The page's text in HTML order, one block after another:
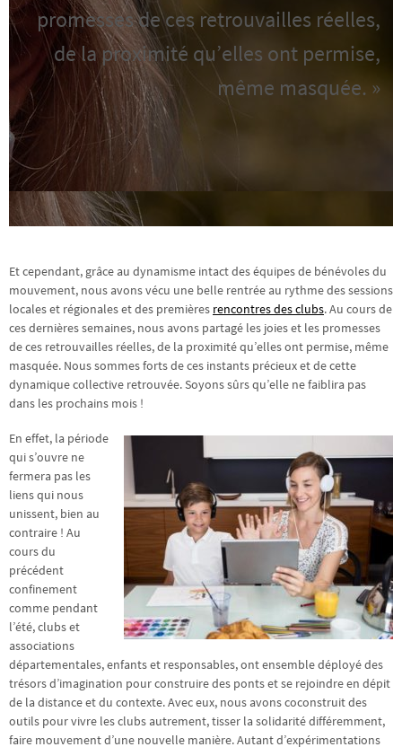
promesses de ces retrouvailles réelles,
de la proximité qu’elles ont permise,
même masquée. »
Et cependant, grâce au dynamisme intact des équipes de bénévoles du
mouvement, nous avons vécu une belle rentrée au rythme des sessions
locales et régionales et des premières rencontres des clubs. Au cours de
ces dernières semaines, nous avons partagé les joies et les promesses
de ces retrouvailles réelles, de la proximité qu’elles ont permise, même
masquée. Nous sommes forts de ces instants précieux et de cette
dynamique collective retrouvée. Soyons sûrs qu’elle ne faiblira pas
dans les prochains mois !
En effet, la période
qui s’ouvre ne
fermera pas les
liens qui nous
unissent, bien au
contraire ! Au
cours du
précédent
confinement
comme pendant
l’été, clubs et
associations
départementales, enfants et responsables, ont ensemble déployé des
trésors d’imagination pour construire des ponts et se rejoindre en dépit
de la distance et du contexte. Avec eux, nous avons coconstruit des
outils pour vivre les clubs autrement, tisser la solidarité différemment,
faire mouvement d’une nouvelle manière. Autant d’expérimentations